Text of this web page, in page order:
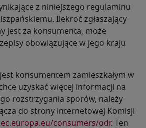
z niniejszego regulaminu
Ilekroć zgłaszający
jest za konsumenta, może
obowiązujące w jego kraju
konsumentem zamieszkałym w
uzyskać więcej informacji na
rozstrzygania sporów, należy
do strony internetowej Komisji
consumers/odr. Ten